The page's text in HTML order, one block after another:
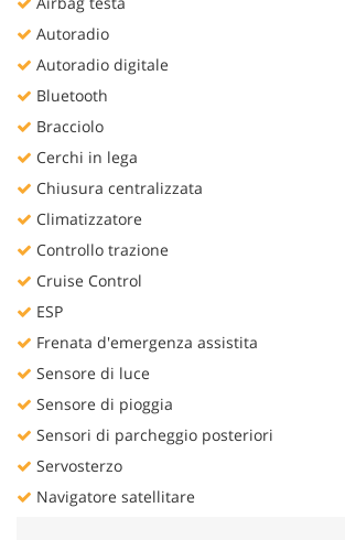
Autoradio
Autoradio digitale
Bluetooth
Bracciolo
Cerchi in lega
Chiusura centralizzata
Climatizzatore
Controllo trazione
Cruise Control
ESP
Frenata d'emergenza assistita
Sensore di luce
Sensore di pioggia
Sensori di parcheggio posteriori
Servosterzo
Navigatore satellitare